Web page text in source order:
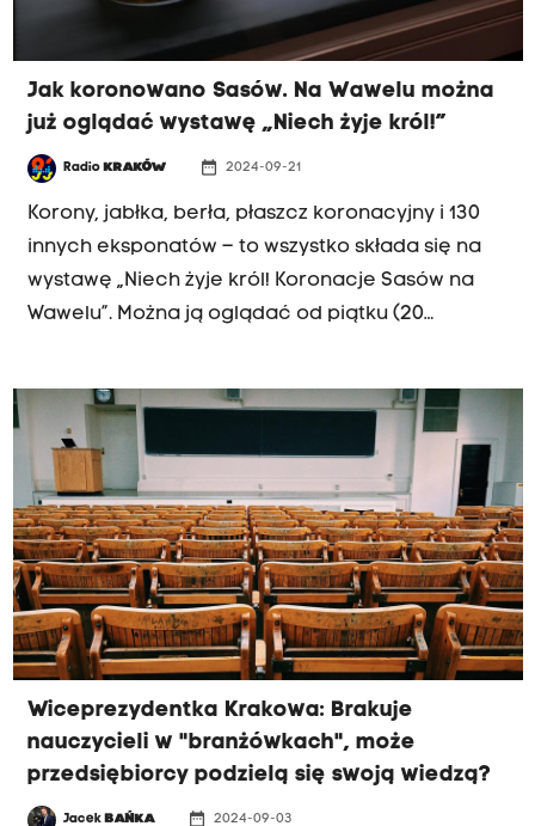
Jak koronowano Sasów. Na Wawelu można
już oglądać wystawę „Niech żyje król!”
Radio KRAKÓW date_range 2024-09-21
Korony, jabłka, berła, płaszcz koronacyjny i 130
innych eksponatów – to wszystko składa się na
wystawę „Niech żyje król! Koronacje Sasów na
Wawelu”. Można ją oglądać od piątku (20
Wiceprezydentka Krakowa: Brakuje
nauczycieli w "branżówkach", może
przedsiębiorcy podzielą się swoją wiedzą?
Jacek BAŃKA date_range 2024-09-03